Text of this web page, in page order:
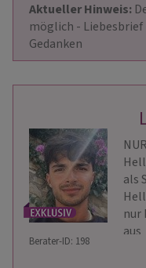
Aktueller Hinweis:
möglich - Liebesbrief
Gedanken
als
nur
aus
Berater-ID: 198